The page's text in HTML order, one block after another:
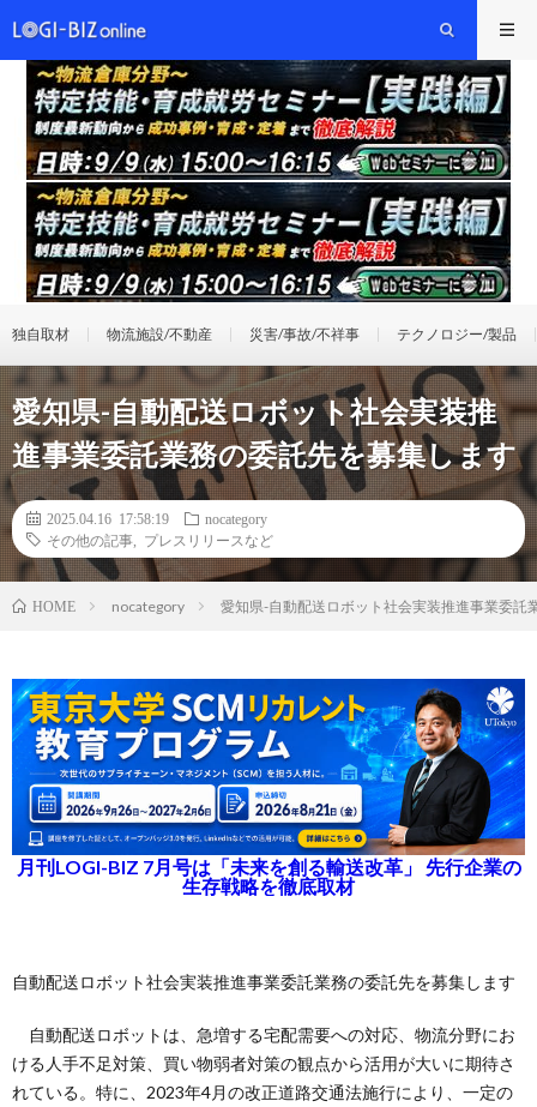
独自取材 物流施設/不動産 災害/事故/不祥事 テクノロジー/製品
愛知県-自動配送ロボット社会実装推
進事業委託業務の委託先を募集します
2025.04.16 17:58:19
nocategory
その他の記事
プレスリリースなど
HOME nocategory 愛知県-自動配送ロボット社会実装推進事業委託
月刊LOGI-BIZ 7月号は「未来を創る輸送改革」 先行企業の
生存戦略を徹底取材
自動配送ロボット社会実装推進事業委託業務の委託先を募集します
自動配送ロボットは、急増する宅配需要への対応、物流分野にお
ける人手不足対策、買い物弱者対策の観点から活用が大いに期待さ
れている。特に、2023年4月の改正道路交通法施行により、一定の